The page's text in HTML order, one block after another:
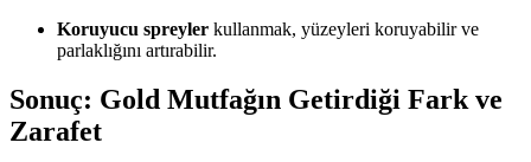
Koruyucu spreyler kullanmak, yüzeyleri koruyabilir ve
parlaklığını artırabilir.
Sonuç: Gold Mutfağın Getirdiği Fark ve
Zarafet